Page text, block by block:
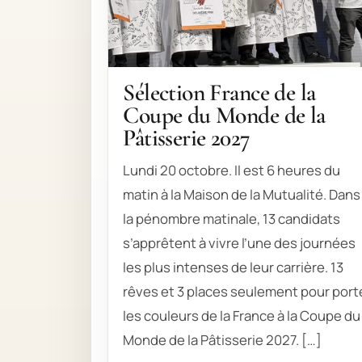
Sélection France de la
Coupe du Monde de la
Pâtisserie 2027
Lundi 20 octobre. Il est 6 heures du
matin à la Maison de la Mutualité. Dans
la pénombre matinale, 13 candidats
s’apprêtent à vivre l’une des journées
les plus intenses de leur carrière. 13
rêves et 3 places seulement pour
les couleurs de la France à la Coupe du
Monde de la Pâtisserie 2027. […]